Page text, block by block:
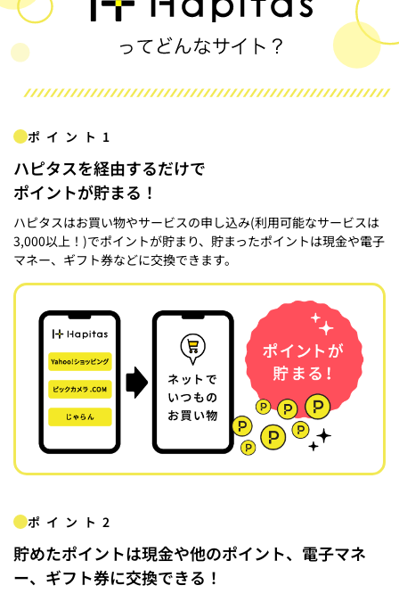
ポイント1
ハピタスを経由するだけで
ポイントが貯まる！
ハピタスはお買い物やサービスの申し込み(利用可能なサービスは
3,000以上！)でポイントが貯まり、貯まったポイントは現金や電子
マネー、ギフト券などに交換できます。
ポイント2
貯めたポイントは現金や他のポイント、電子マネ
ー、ギフト券に交換できる！